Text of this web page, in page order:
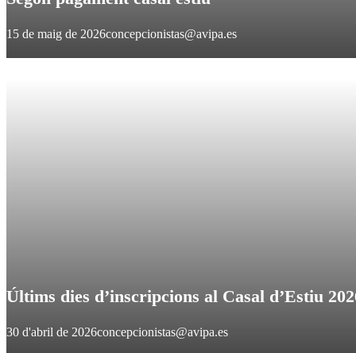
15 de maig de 2026concepcionistas@avipa.es
Últims dies d’inscripcions al Casal d’Estiu
30 d'abril de 2026concepcionistas@avipa.es